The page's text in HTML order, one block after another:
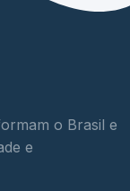
o Brasil e
e